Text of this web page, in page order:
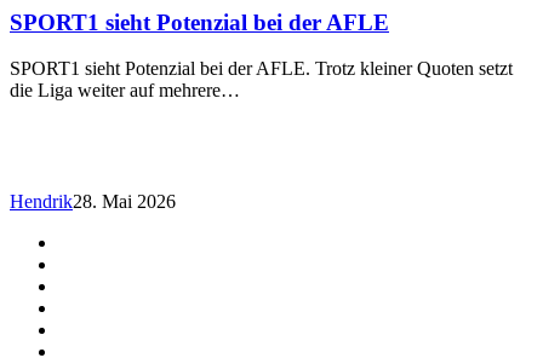
Potenzial
bei
der
AFLE
SPORT1 sieht Potenzial bei der AFLE
SPORT1 sieht Potenzial bei der AFLE. Trotz kleiner Quoten setzt
die Liga weiter auf mehrere…
Hendrik28. Mai 2026